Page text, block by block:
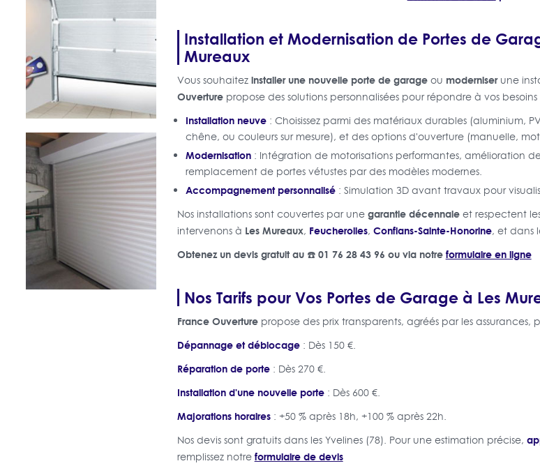
Installation et Modernisation de Portes de
Mureaux
Vous souhaitez installer une nouvelle porte de garageou moderniserune
Ouverturepropose des solutions personnalisées pour répondre à vos
Installation neuve: Choisissez parmi des matériaux durables (aluminium,
chêne, ou couleurs sur mesure), et des options d'ouverture (manuelle,
Modernisation: Intégration de motorisations performantes, amélioration
remplacement de portes vétustes par des modèles modernes.
Accompagnement personnalisé: Simulation 3D avant travaux pour
Nos installations sont couvertes par une garantie décennaleet respectent
intervenons à Les Mureaux, Feucherolles, Conflans-Sainte-Honorine, et dans
Obtenez un devis gratuit au ☎️ 01 76 28 43 96 ou via notreformulaire en ligne
Nos Tarifs pour Vos Portes de Garage à Les
France Ouverturepropose des prix transparents, agréés par les assurances,
Dépannage et déblocage: Dès 150 €.
Réparation de porte: Dès 270 €.
Installation d'une nouvelle porte: Dès 600 €.
Majorations horaires: +50 % après 18h, +100 % après 22h.
Nos devis sont gratuits dans les Yvelines (78). Pour une estimation précise,
remplissez notre formulaire de devis